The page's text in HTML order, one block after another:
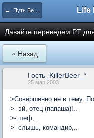
← Путь Безымянного
Давайте переведем PT
« Назад
Гость_KillerBeer_*
25 мар 2003
>Совершенно не в тему.
>- эй, отец (папаша)!..
>- шеф,..
>- слышь, командир,..